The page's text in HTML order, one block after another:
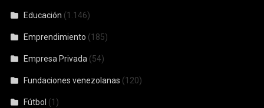
Educación (1.146)
Emprendimiento (185)
Empresa Privada (54)
Fundaciones venezolanas (120)
Fútbol (1)